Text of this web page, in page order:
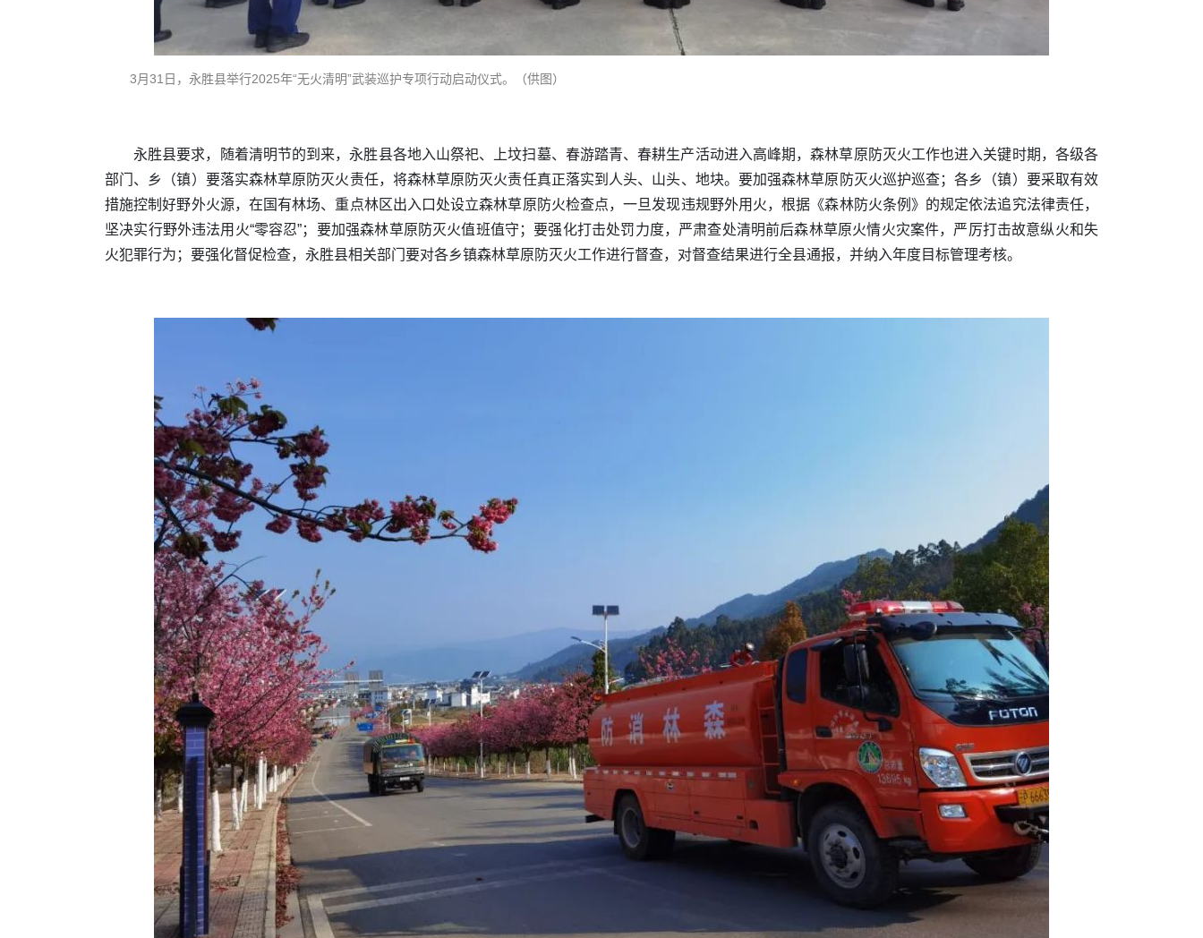
3月31日，永胜县举行2025年“无火清明”武装巡护专项行动启动仪式。（供图）
永胜县要求，随着清明节的到来，永胜县各地入山祭祀、上坟扫墓、春游踏青、春耕生产活动进入高峰期，森林草原防灭火工作也进入关键时期，各级各
部门、乡（镇）要落实森林草原防灭火责任，将森林草原防灭火责任真正落实到人头、山头、地块。要加强森林草原防灭火巡护巡查；各乡（镇）要采取有效
措施控制好野外火源，在国有林场、重点林区出入口处设立森林草原防火检查点，一旦发现违规野外用火，根据《森林防火条例》的规定依法追究法律责任，
坚决实行野外违法用火“零容忍”；要加强森林草原防灭火值班值守；要强化打击处罚力度，严肃查处清明前后森林草原火情火灾案件，严厉打击故意纵火和失
火犯罪行为；要强化督促检查，永胜县相关部门要对各乡镇森林草原防灭火工作进行督查，对督查结果进行全县通报，并纳入年度目标管理考核。